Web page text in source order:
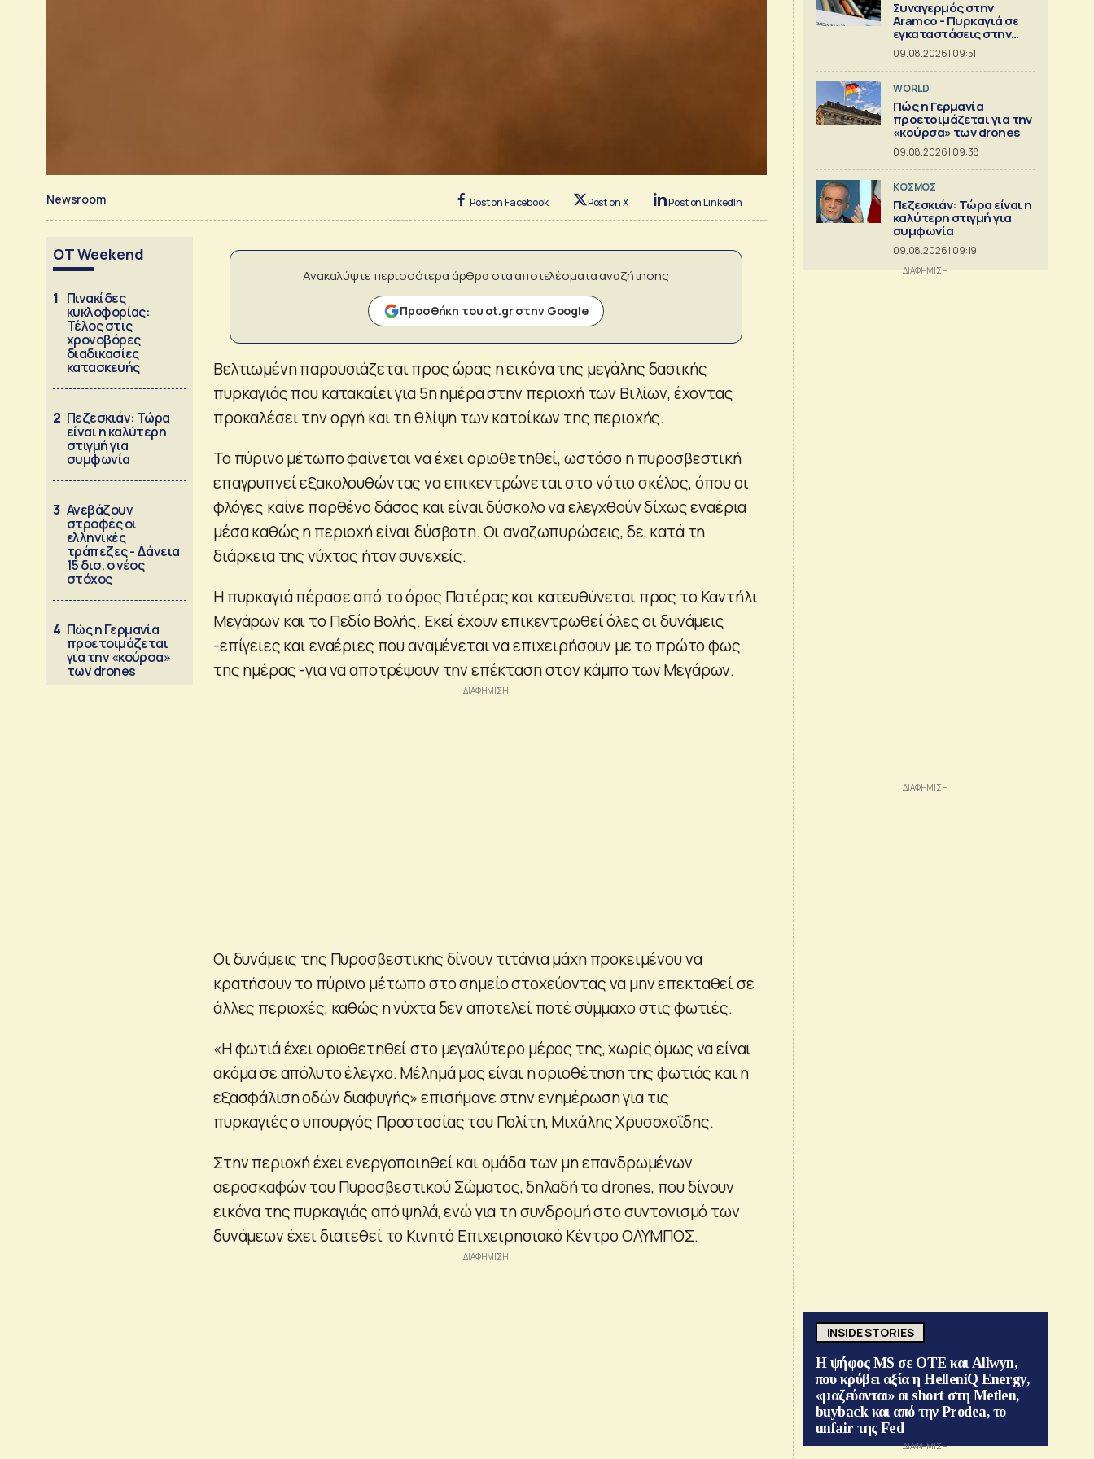
Newsroom Post on Facebook Post on X Post on LinkedIn
OT Weekend
1 Πινακίδες
κυκλοφορίας:
Τέλος στις
χρονοβόρες
διαδικασίες
κατασκευής
2 Πεζεσκιάν: Τώρα
είναι η καλύτερη
στιγμή για
συμφωνία
3 Ανεβάζουν
στροφές οι
ελληνικές
τράπεζες - Δάνεια
15 δισ. ο νέος
στόχος
4 Πώς η Γερμανία
προετοιμάζεται
για την «κούρσα»
των drones
Ανακαλύψτε περισσότερα άρθρα στα αποτελέσματα αναζήτησης
Προσθήκη του ot.gr στην Google
Βελτιωμένη παρουσιάζεται προς ώρας η εικόνα της μεγάλης δασικής
πυρκαγιάς που κατακαίει για 5η ημέρα στην περιοχή των Βιλίων, έχοντας
προκαλέσει την οργή και τη θλίψη των κατοίκων της περιοχής.
Το πύρινο μέτωπο φαίνεται να έχει οριοθετηθεί, ωστόσο η πυροσβεστική
επαγρυπνεί εξακολουθώντας να επικεντρώνεται στο νότιο σκέλος, όπου οι
φλόγες καίνε παρθένο δάσος και είναι δύσκολο να ελεγχθούν δίχως εναέρια
μέσα καθώς η περιοχή είναι δύσβατη. Οι αναζωπυρώσεις, δε, κατά τη
διάρκεια της νύχτας ήταν συνεχείς.
Η πυρκαγιά πέρασε από το όρος Πατέρας και κατευθύνεται προς το Καντήλι
Μεγάρων και το Πεδίο Βολής. Εκεί έχουν επικεντρωθεί όλες οι δυνάμεις
-επίγειες και εναέριες που αναμένεται να επιχειρήσουν με το πρώτο φως
της ημέρας -για να αποτρέψουν την επέκταση στον κάμπο των Μεγάρων.
Οι δυνάμεις της Πυροσβεστικής δίνουν τιτάνια μάχη προκειμένου να
κρατήσουν το πύρινο μέτωπο στο σημείο στοχεύοντας να μην επεκταθεί σε
άλλες περιοχές, καθώς η νύχτα δεν αποτελεί ποτέ σύμμαχο στις φωτιές.
«Η φωτιά έχει οριοθετηθεί στο μεγαλύτερο μέρος της, χωρίς όμως να είναι
ακόμα σε απόλυτο έλεγχο. Μέλημά μας είναι η οριοθέτηση της φωτιάς και η
εξασφάλιση οδών διαφυγής» επισήμανε στην ενημέρωση για τις
πυρκαγιές ο υπουργός Προστασίας του Πολίτη, Μιχάλης Χρυσοχοΐδης.
Στην περιοχή έχει ενεργοποιηθεί και ομάδα των μη επανδρωμένων
αεροσκαφών του Πυροσβεστικού Σώματος, δηλαδή τα drones, που δίνουν
εικόνα της πυρκαγιάς από ψηλά, ενώ για τη συνδρομή στο συντονισμό των
δυνάμεων έχει διατεθεί το Κινητό Επιχειρησιακό Κέντρο ΟΛΥΜΠΟΣ.
Συναγερμός στην
Aramco - Πυρκαγιά σε
εγκαταστάσεις στην
Τζιζάν
09.08.2026 | 09:51
WORLD
Πώς η Γερμανία
προετοιμάζεται για την
«κούρσα» των drones
09.08.2026 | 09:38
ΚΟΣΜΟΣ
Πεζεσκιάν: Τώρα είναι η
καλύτερη στιγμή για
συμφωνία
09.08.2026 | 09:19
INSIDE STORIES
Η ψήφος MS σε ΟΤΕ και Allwyn,
που κρύβει αξία η HelleniQ Energy,
«μαζεύονται» οι short στη Metlen,
buyback και από την Prodea, το
unfair της Fed